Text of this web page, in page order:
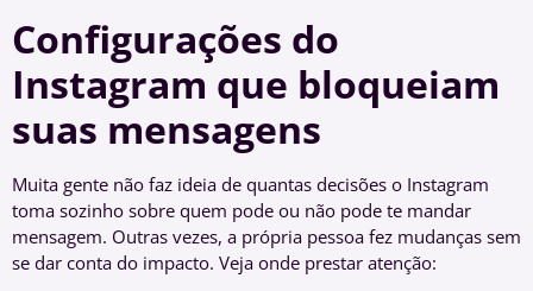
Configurações do
Instagram que bloqueiam
suas mensagens
Muita gente não faz ideia de quantas decisões o Instagram
toma sozinho sobre quem pode ou não pode te mandar
mensagem. Outras vezes, a própria pessoa fez mudanças sem
se dar conta do impacto. Veja onde prestar atenção: